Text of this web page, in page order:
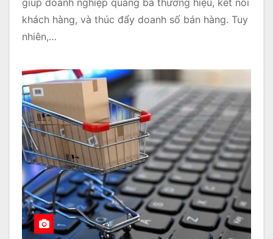
khách hàng, và thúc đẩy doanh số bán hàng. Tuy
nhiên,…